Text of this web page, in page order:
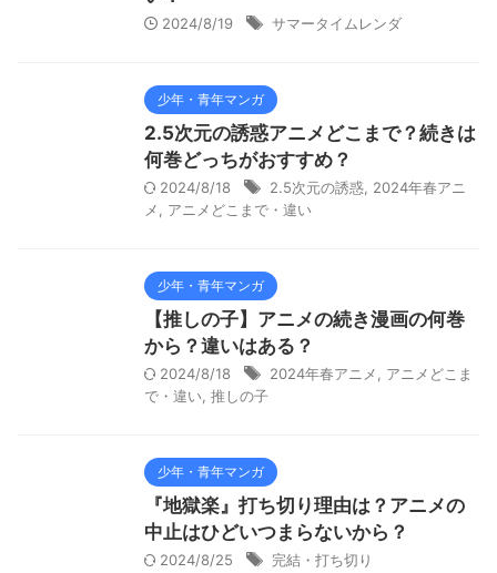
2024/8/19 サマータイムレンダ
少年・青年マンガ
2.5次元の誘惑アニメどこまで？続きは
何巻どっちがおすすめ？
2024/8/18 2.5次元の誘惑 2024年春アニ
メ
アニメどこまで・違い
少年・青年マンガ
【推しの子】アニメの続き漫画の何巻
から？違いはある？
2024/8/18 2024年春アニメ
アニメどこま
で・違い 推しの子
少年・青年マンガ
『地獄楽』打ち切り理由は？アニメの
中止はひどいつまらないから？
2024/8/25 完結・打ち切り